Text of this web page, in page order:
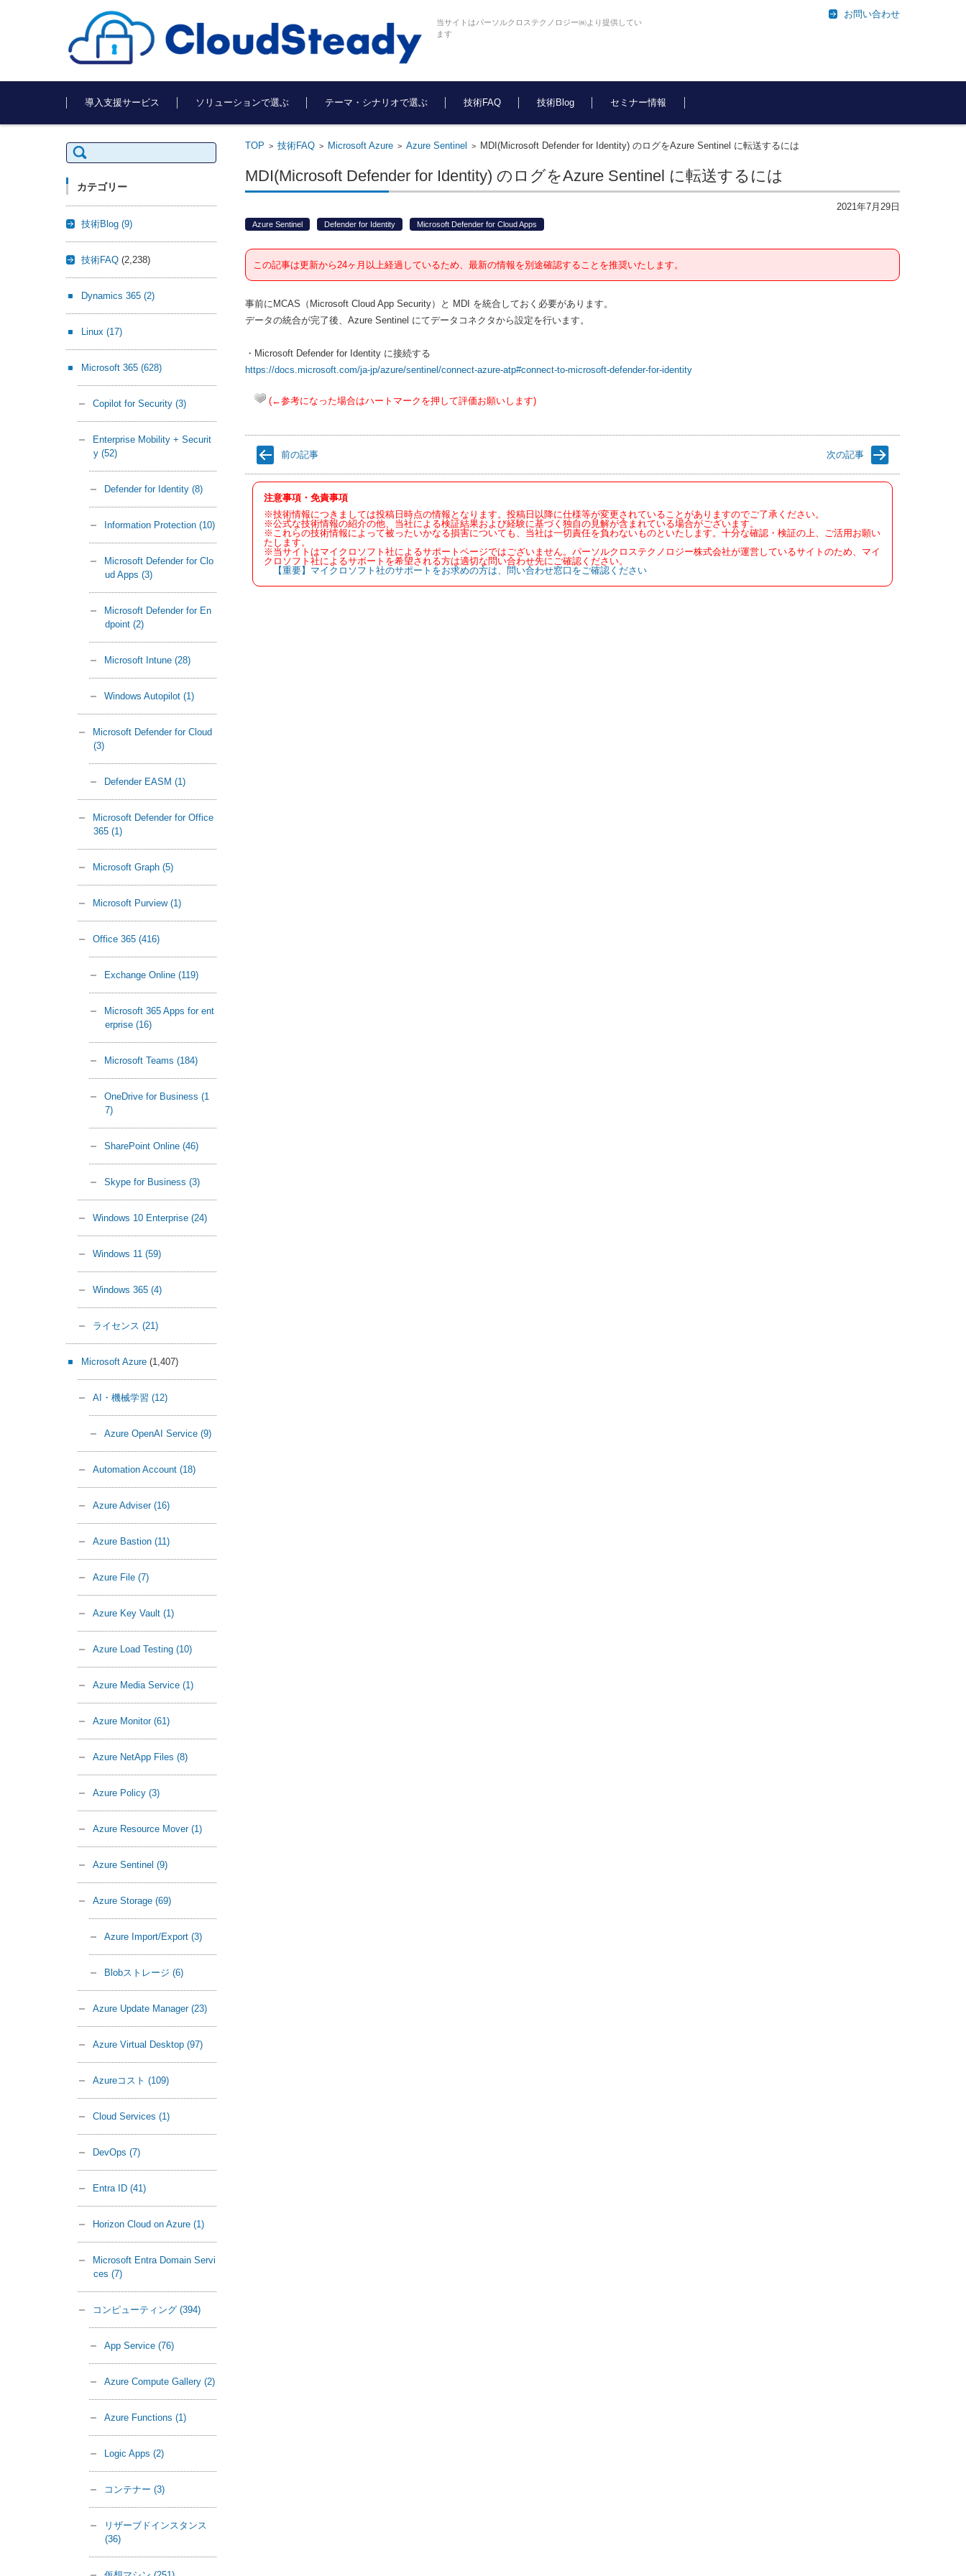
当サイトはパーソルクロステクノロジー㈱より提供してい
ます
お問い合わせ
コンテンツに移動
導入支援サービス
ソリューションで選ぶ テーマ・シナリオで選ぶ 技術FAQ 技術Blog セミナー情報
TOP > 技術FAQ> Microsoft Azure> Azure Sentinel > MDI(Microsoft Defender for Identity) のログをAzure Sentinel に転送するには
MDI(Microsoft Defender for Identity) のログをAzure Sentinel に転送するには
2021年7月29日
Azure Sentinel Defender for Identity Microsoft Defender for Cloud Apps
この記事は更新から24ヶ月以上経過しているため、最新の情報を別途確認することを推奨いたします。
事前にMCAS（Microsoft Cloud App Security）と MDI を統合しておく必要があります。
データの統合が完了後、Azure Sentinel にてデータコネクタから設定を行います。
・Microsoft Defender for Identity に接続する
https://docs.microsoft.com/ja-jp/azure/sentinel/connect-azure-atp#connect-to-microsoft-defender-for-identity
(←参考になった場合はハートマークを押して評価お願いします)
前の記事 次の記事
注意事項・免責事項
※技術情報につきましては投稿日時点の情報となります。投稿日以降に仕様等が変更されていることがありますのでご了承ください。
※公式な技術情報の紹介の他、当社による検証結果および経験に基づく独自の見解が含まれている場合がございます。
※これらの技術情報によって被ったいかなる損害についても、当社は一切責任を負わないものといたします。十分な確認・検証の上、ご活用お願い
たします。
※当サイトはマイクロソフト社によるサポートページではございません。パーソルクロステクノロジー株式会社が運営しているサイトのため、マイ
クロソフト社によるサポートを希望される方は適切な問い合わせ先にご確認ください。
【重要】マイクロソフト社のサポートをお求めの方は、問い合わせ窓口をご確認ください
検
索:
カテゴリー
技術Blog (9)
技術FAQ (2,238)
Dynamics 365 (2)
Linux (17)
Microsoft 365 (628)
Copilot for Security (3)
Enterprise Mobility + Securit
y (52)
Defender for Identity (8)
Information Protection (10)
Microsoft Defender for Clo
ud Apps (3)
Microsoft Defender for En
dpoint (2)
Microsoft Intune (28)
Windows Autopilot (1)
Microsoft Defender for Cloud
(3)
Defender EASM (1)
Microsoft Defender for Office
365 (1)
Microsoft Graph (5)
Microsoft Purview (1)
Office 365 (416)
Exchange Online (119)
Microsoft 365 Apps for ent
erprise (16)
Microsoft Teams (184)
OneDrive for Business (1
7)
SharePoint Online (46)
Skype for Business (3)
Windows 10 Enterprise (24)
Windows 11 (59)
Windows 365 (4)
ライセンス (21)
Microsoft Azure (1,407)
AI・機械学習 (12)
Azure OpenAI Service (9)
Automation Account (18)
Azure Adviser (16)
Azure Bastion (11)
Azure File (7)
Azure Key Vault (1)
Azure Load Testing (10)
Azure Media Service (1)
Azure Monitor (61)
Azure NetApp Files (8)
Azure Policy (3)
Azure Resource Mover (1)
Azure Sentinel (9)
Azure Storage (69)
Azure Import/Export (3)
Blobストレージ (6)
Azure Update Manager (23)
Azure Virtual Desktop (97)
Azureコスト (109)
Cloud Services (1)
DevOps (7)
Entra ID (41)
Horizon Cloud on Azure (1)
Microsoft Entra Domain Servi
ces (7)
コンピューティング (394)
App Service (76)
Azure Compute Gallery (2)
Azure Functions (1)
Logic Apps (2)
コンテナー (3)
リザーブドインスタンス
(36)